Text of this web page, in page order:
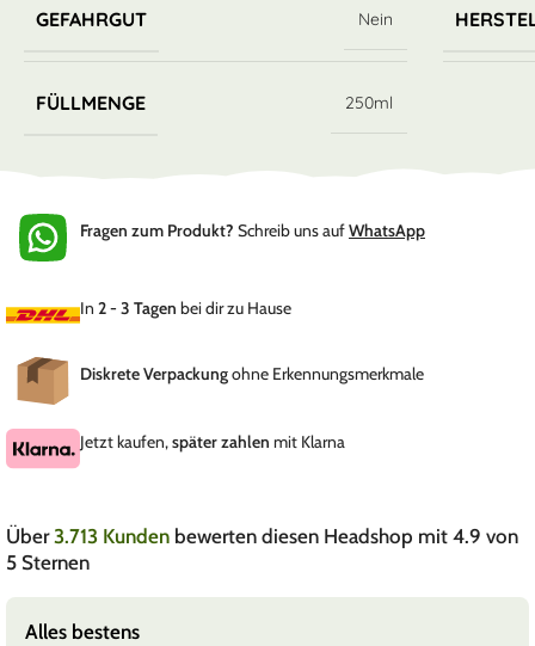
GEFAHRGUT Nein
FÜLLMENGE 250ml
Fragen zum Produkt? Schreib uns aufWhatsApp
In 2 - 3 Tagen bei dir zu Hause
Diskrete Verpackungohne Erkennungsmerkmale
Jetzt kaufen,später zahlen mit Klarna
Über3.713 Kunden bewerten diesen Headshop mit 4.9 von
5 Sternen
Alles bestens